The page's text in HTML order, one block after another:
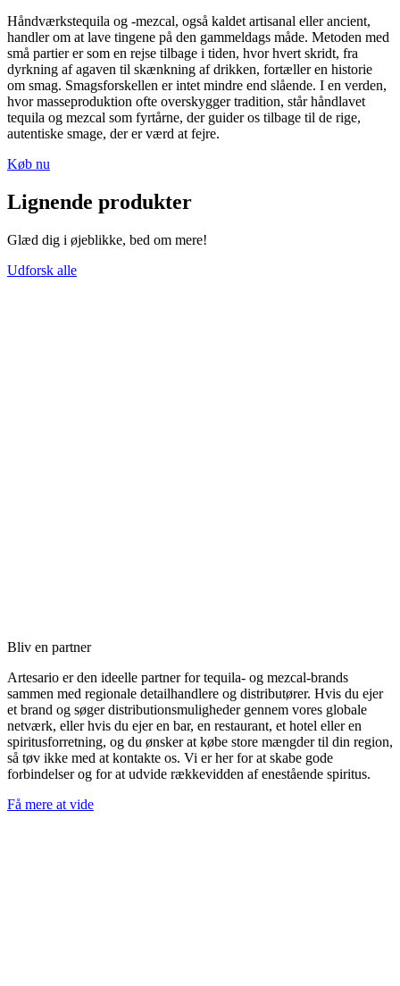
Håndværkstequila og -mezcal, også kaldet artisanal eller ancient,
handler om at lave tingene på den gammeldags måde. Metoden med
små partier er som en rejse tilbage i tiden, hvor hvert skridt, fra
dyrkning af agaven til skænkning af drikken, fortæller en historie
om smag. Smagsforskellen er intet mindre end slående. I en verden,
hvor masseproduktion ofte overskygger tradition, står håndlavet
tequila og mezcal som fyrtårne, der guider os tilbage til de rige,
autentiske smage, der er værd at fejre.
Køb nu
Lignende produkter
Glæd dig i øjeblikke, bed om mere!
Udforsk alle
Bliv en partner
Artesario er den ideelle partner for tequila- og mezcal-brands
sammen med regionale detailhandlere og distributører. Hvis du ejer
et brand og søger distributionsmuligheder gennem vores globale
netværk, eller hvis du ejer en bar, en restaurant, et hotel eller en
spiritusforretning, og du ønsker at købe store mængder til din region,
så tøv ikke med at kontakte os. Vi er her for at skabe gode
forbindelser og for at udvide rækkevidden af enestående spiritus.
Få mere at vide